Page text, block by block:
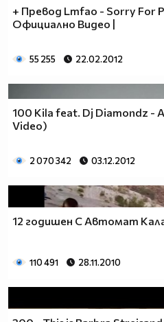
+ Превод Lmfao - Sorry For
Официално Видео |
55 255 22.02.2012
100 Kila feat. Dj Diamondz -
Video)
2 070 342 03.12.2012
12 годишен С Автомат
110 491 28.11.2010